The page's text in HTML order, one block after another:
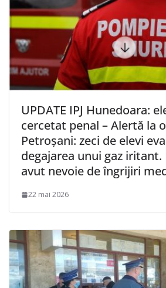
UPDATE IPJ Hunedoara:
cercetat penal – Alertă la
Petroșani: zeci de elevi
degajarea unui gaz iritant.
avut nevoie de îngrijiri
22 mai 2026